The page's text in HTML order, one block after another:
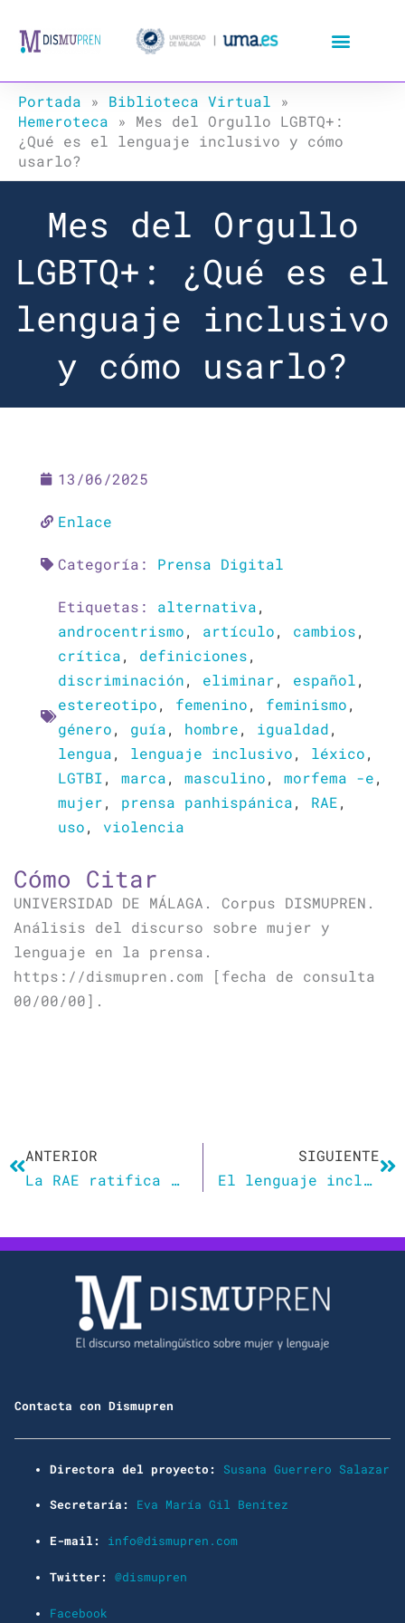
Portada » Biblioteca Virtual »
Hemeroteca » Mes del Orgullo LGBTQ+:
¿Qué es el lenguaje inclusivo y cómo
usarlo?
Mes del Orgullo
LGBTQ+: ¿Qué es el
lenguaje inclusivo
y cómo usarlo?
13/06/2025
Enlace
Categoría: Prensa Digital
Etiquetas: alternativa,
androcentrismo, artículo, cambios,
crítica, definiciones,
discriminación, eliminar, español,
estereotipo, femenino, feminismo,
género, guía, hombre, igualdad,
lengua, lenguaje inclusivo, léxico,
LGTBI, marca, masculino, morfema -e,
mujer, prensa panhispánica, RAE,
uso, violencia
Cómo Citar
UNIVERSIDAD DE MÁLAGA. Corpus DISMUPREN.
Análisis del discurso sobre mujer y
lenguaje en la prensa.
https://dismupren.com [fecha de consulta
00/00/00].
ANTERIOR
La RAE ratifica el uso del masculino genérico como inclusivo
SIGUIENTE
El lenguaje inclusivo: ¿para qué?
Contacta con Dismupren
Directora del proyecto: Susana Guerrero Salazar
Secretaría: Eva María Gil Benítez
E-mail: info@dismupren.com
Twitter: @dismupren
Facebook